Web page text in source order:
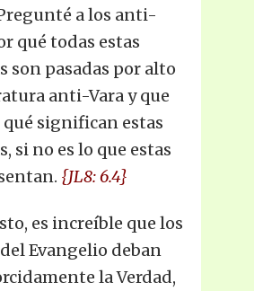
a los anti-
qué todas estas
son pasadas por alto
anti-Vara y que
significan estas
si no es lo que estas
{JL8: 6.4}
es increíble que los
Evangelio deban
la Verdad,